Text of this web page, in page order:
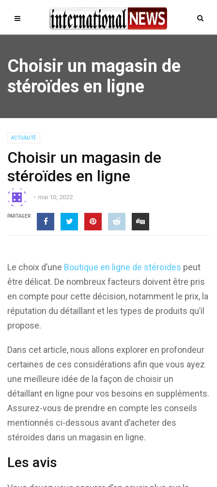
Choisir un magasin de
stéroïdes en ligne
ACTUALITÉ
Choisir un magasin de
stéroïdes en ligne
mai 10, 2022
PARTAGER
Le choix d’une Boutique en ligne de stéroïdes peut
être délicat. De nombreux facteurs doivent être pris
en compte pour cette décision, notamment le prix, la
réputation du détaillant et les types de produits qu’il
propose.
Dans cet article, nous allons explorer en profondeur
certaines de ces considérations afin que vous ayez
une meilleure idée de la façon de choisir un
détaillant en ligne pour vos besoins en suppléments.
Assurez-vous de prendre en compte les conseils
mentionnés ci-dessous avant d’acheter des
stéroïdes dans un magasin en ligne.
Les avis